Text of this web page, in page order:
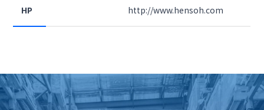
HP http://www.hensoh.com